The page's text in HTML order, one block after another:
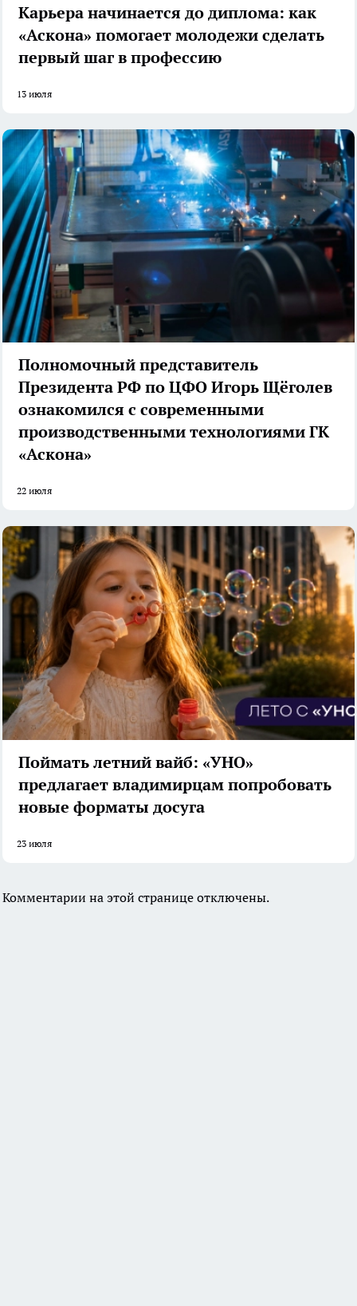
Карьера начинается до диплома: как
«Аскона» помогает молодежи сделать
первый шаг в профессию
13 июля
Полномочный представитель
Президента РФ по ЦФО Игорь Щёголев
ознакомился с современными
производственными технологиями ГК
«Аскона»
22 июля
Поймать летний вайб: «УНО»
предлагает владимирцам попробовать
новые форматы досуга
23 июля
Комментарии на этой странице отключены.